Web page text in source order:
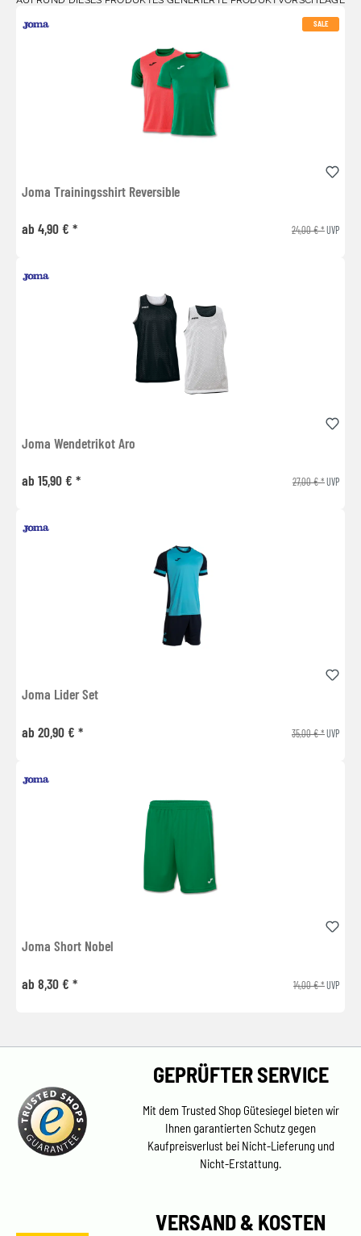
SALE
Joma Trainingsshirt Reversible
ab 4,90 € * 24,00 € *UVP
Joma Wendetrikot Aro
ab 15,90 € * 27,00 € *UVP
Joma Lider Set
ab 20,90 € * 35,00 € *UVP
Joma Short Nobel
ab 8,30 € * 14,00 € *UVP
GEPRÜFTER SERVICE
Mit dem Trusted Shop Gütesiegel bieten wir
Ihnen garantierten Schutz gegen
Kaufpreisverlust bei Nicht-Lieferung und
Nicht-Erstattung.
VERSAND & KOSTEN